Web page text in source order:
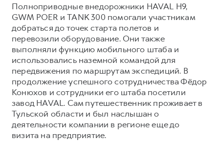
HAVAL Лизинг
АКСЕССУАРЫ HAVAL
Автомобильные аксессуары
Коллекция CITY
Коллекция Базовая
Коллекция Детская
АКСЕССУАРЫ HAVAL
Автомобильные аксессуары
Коллекция CITY
Коллекция Базовая
Коллекция Детская
Полноприводные внедорожники HAVAL H9,
GWM POER и TANK 300 помогали участникам
добраться до точек старта полетов и
перевозили оборудование. Они также
выполняли функцию мобильного штаба и
использовались наземной командой для
передвижения по маршрутам экспедиций. В
продолжение успешного сотрудничества Фёдор
Конюхов и сотрудники его штаба посетили
завод HAVAL. Сам путешественник проживает в
Тульской области и был наслышан о
деятельности компании в регионе еще до
визита на предприятие.